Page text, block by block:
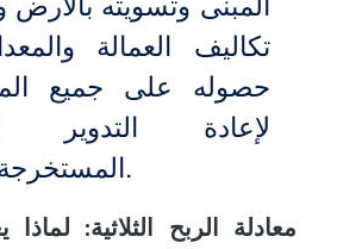
تكاليف العمالة
حصوله على جميع
لإعادة التدوير
المستخرجة من المبنى.
معادلة الربح الثلاثية: لماذا